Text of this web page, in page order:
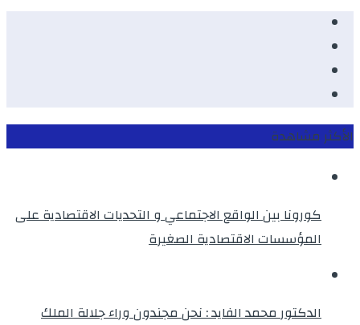
الأكثر مشاهدة
كورونا بين الواقع الاجتماعي و التحديات الاقتصادية على
المؤسسات الاقتصادية الصغيرة
الدكتور محمد الفايد : نحن مجندون وراء جلالة الملك